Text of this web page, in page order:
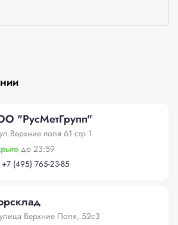
"РусМетГрупп"
ул.Верхние поля 61 стр 1
до 23:59
+7 (495) 765-23-85
улица Верхние Поля, 52с3